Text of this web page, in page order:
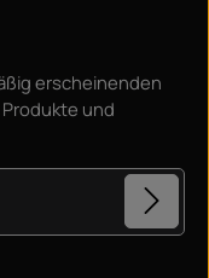
erscheinenden
und